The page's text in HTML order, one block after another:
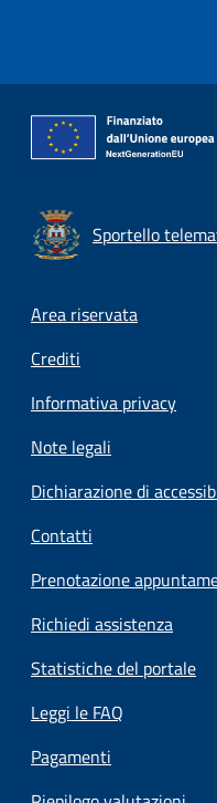
Sportello
Footer menu
Area riservata
Crediti
Informativa privacy
Note legali
Dichiarazione di
Contatti
Prenotazione
Richiedi assistenza
Statistiche del portale
Leggi le FAQ
Pagamenti